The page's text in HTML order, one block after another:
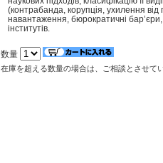
(контрабанда, корупція, ухилення від
навантаження, бюрократичні
інститутів.
数量
在庫を超える数量の場合は、ご相談とさせて